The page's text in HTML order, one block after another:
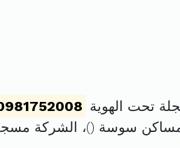
تحت الهوية
مساكن سوسة ()، الشركة